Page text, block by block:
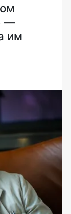
—
им